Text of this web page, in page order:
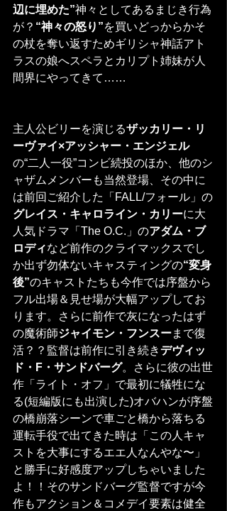
辺に埋めた”神々としてあるまじき行為
が？ “神々の怒り”を買いどっからかそ
の杖を奪い返すためギリシャ神話アト
ラスの娘へスペラとカリプト姉妹が人
間界にやってきて……
主人公ビリーを演じるザッカリー・リ
ーヴァイ×アッシャー・エンジェル
の“二人一役”コンビ続投のほか、他のシ
ャザムメンバーも当然登場、その中に
は前回ご紹介した「FALL/フォール」の
グレイス・キャロライン・カリーに大
人気ドラマ「The O.C.」のアダム・ブ
ロディなど前作のクライマックスでし
か出ず勿体ないキャスティングの“変身
後”のキャストたちも今作では序盤から
フル出場＆見せ場が大幅アップしてお
ります。さらに前作で灰になったはず
の魔術師ジャイモン・フンスーまで復
活？？監督は前作に引き続きデヴィッ
ド・F・サンドバーグ。さらに彼の出世
作「ライト・オフ」で最初に犠牲にな
る(短編版にも出演した)オバハンが序盤
の橋崩落シーンで車ごと橋から落ちる
運転手役で出てきた時は「この人キャ
ストを大事にするエエ人なんやな〜」
と勝手に好感度アップしちゃいました
よ！！そのサンドバーグ監督ですが今
作もアクション＆コメデイ要素は健全